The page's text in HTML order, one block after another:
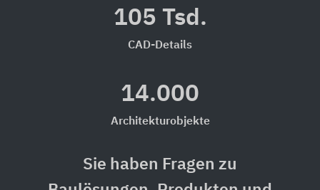
105 Tsd.
CAD-Details
14.000
Architekturobjekte
Sie haben Fragen zu